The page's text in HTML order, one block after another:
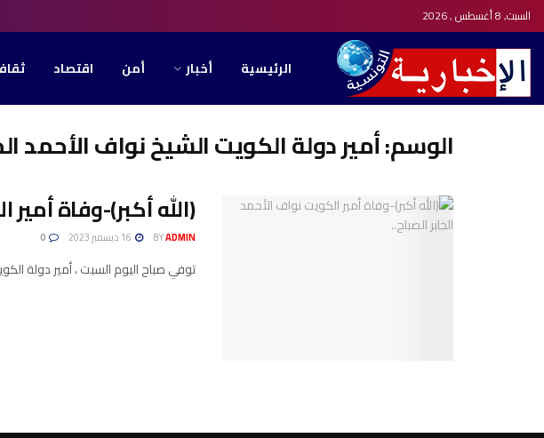
السبت, 8 أغسطس , 2026
الرئيسية أخبار أمن اقتصاد
الوسم:أمير دولة الكويت الشيخ نواف الأحمد
(الله أكبر)-وفاة أمير
BYADMIN
توفي صباح اليوم السبت ، أمير دولة الكويت الشيخ